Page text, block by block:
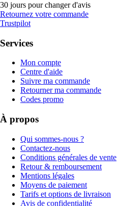
30 jours pour changer d'avis
Retournez votre commande
Trustpilot
Services
Mon compte
Centre d'aide
Suivre ma commande
Retourner ma commande
Codes promo
À propos
Qui sommes-nous ?
Contactez-nous
Conditions générales de vente
Retour & remboursement
Mentions légales
Moyens de paiement
Tarifs et options de livraison
Avis de confidentialité